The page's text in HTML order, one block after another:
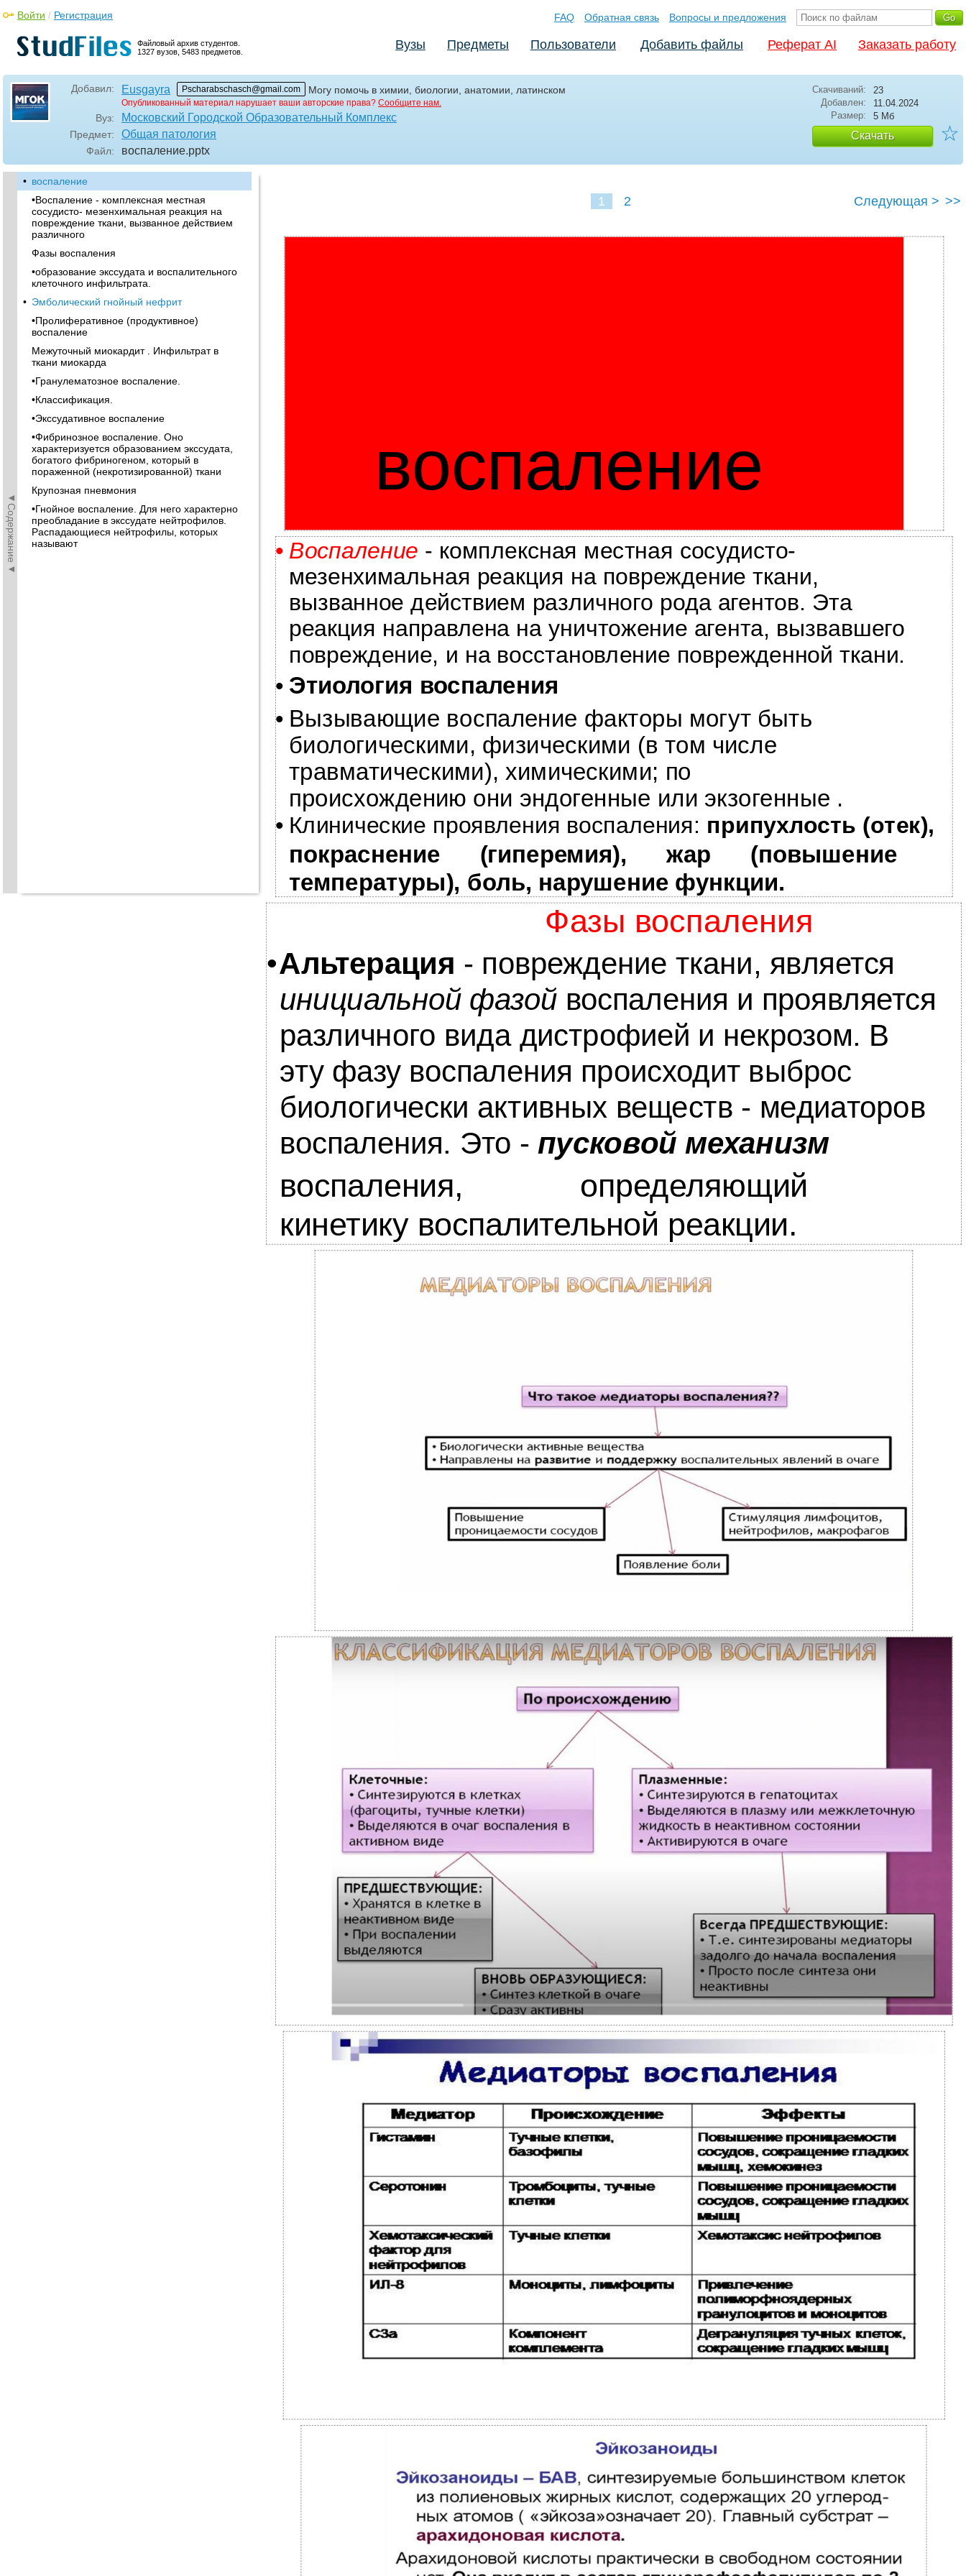
Файловый архив студентов.
1327 вузов, 5483 предметов.
Войти / Регистрация FAQ Обратная связь Вопросы и предложения
Вузы Предметы Пользователи Добавить файлы Реферат AI Заказать работу
Добавил: Eusgayra Pscharabschasch@gmail.com Могу помочь в химии, биологии, анатомии, латинском
Опубликованный материал нарушает ваши авторские права? Сообщите нам.
Вуз: Московский Городской Образовательный Комплекс
Предмет: Общая патология
Файл: воспаление.pptx
Скачиваний:
23
Добавлен:
11.04.2024
Размер:
5 Мб
Скачать ☆
◄Содержание◄
• воспаление
•Воспаление - комплексная местная
сосудисто- мезенхимальная реакция на
повреждение ткани, вызванное действием
различного
Фазы воспаления
•образование экссудата и воспалительного
клеточного инфильтрата.
• Эмболический гнойный нефрит
•Пролиферативное (продуктивное)
воспаление
Межуточный миокардит . Инфильтрат в
ткани миокарда
•Гранулематозное воспаление.
•Классификация.
•Экссудативное воспаление
•Фибринозное воспаление. Оно
характеризуется образованием экссудата,
богатого фибриногеном, который в
пораженной (некротизированной) ткани
Крупозная пневмония
•Гнойное воспаление. Для него характерно
преобладание в экссудате нейтрофилов.
Распадающиеся нейтрофилы, которых
называют
1 2 Следующая > >>
воспаление
• Воспаление - комплексная местная сосудисто-
мезенхимальная реакция на повреждение ткани,
вызванное действием различного рода агентов. Эта
реакция направлена на уничтожение агента, вызвавшего
повреждение, и на восстановление поврежденной ткани.
• Этиология воспаления
• Вызывающие воспаление факторы могут быть
биологическими, физическими (в том числе
травматическими), химическими; по
происхождению они эндогенные или экзогенные .
• Клинические проявления воспаления: припухлость (отек),
покраснение (гиперемия), жар (повышение
температуры), боль, нарушение функции.
Фазы воспаления
•Альтерация - повреждение ткани, является
инициальной фазой воспаления и проявляется
различного вида дистрофией и некрозом. В
эту фазу воспаления происходит выброс
биологически активных веществ - медиаторов
воспаления. Это - пусковой механизм
воспаления, определяющий
кинетику воспалительной реакции.